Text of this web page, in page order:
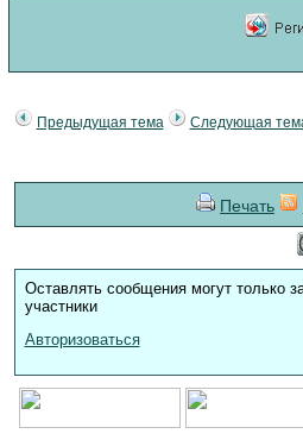
Предыдущая тема Следующая
Печать
Оставлять сообщения могут только
участники
Авторизоваться